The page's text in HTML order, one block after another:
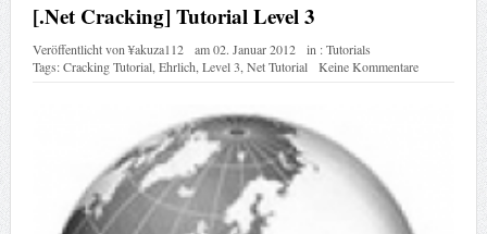
[.Net Cracking] Tutorial Level 3
Veröffentlicht von¥akuza112 am02. Januar 2012 in :Tutorials
Tags:Cracking Tutorial, Ehrlich Level 3 Net Tutorial Keine Kommentare